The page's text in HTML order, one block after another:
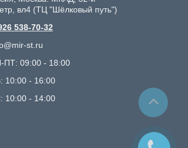
вл4 (ТЦ "Шёлковый путь")
538-70-32
st.ru
ПТ: 09:00 - 18:00
10:00 - 16:00
10:00 - 14:00